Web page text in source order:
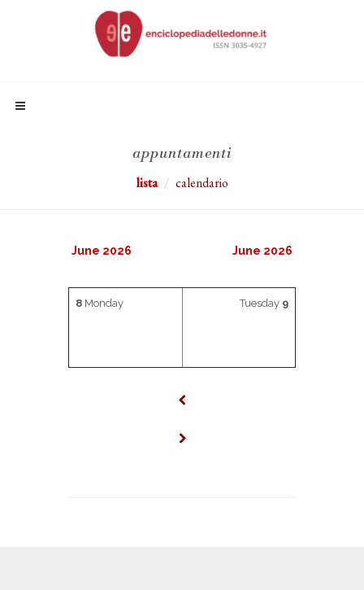
appuntamenti
lista calendario
June 2026 June 2026
8 Monday Tuesday 9